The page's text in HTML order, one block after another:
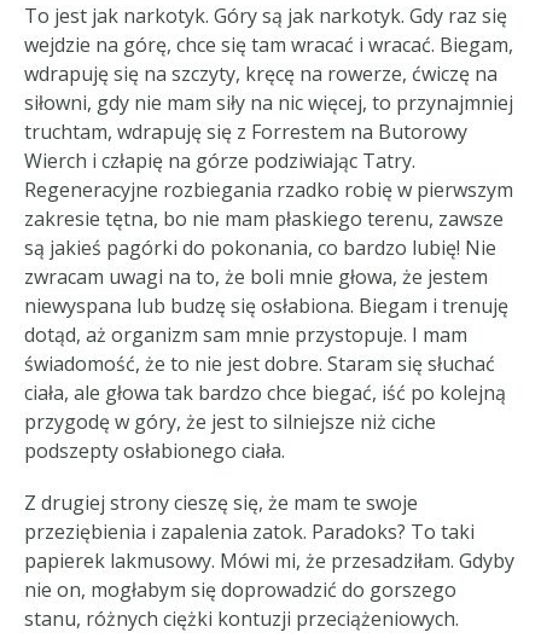
To jest jak narkotyk. Góry są jak narkotyk. Gdy raz się
wejdzie na górę, chce się tam wracać i wracać. Biegam,
wdrapuję się na szczyty, kręcę na rowerze, ćwiczę na
siłowni, gdy nie mam siły na nic więcej, to przynajmniej
truchtam, wdrapuję się z Forrestem na Butorowy
Wierch i człapię na górze podziwiając Tatry.
Regeneracyjne rozbiegania rzadko robię w pierwszym
zakresie tętna, bo nie mam płaskiego terenu, zawsze
są jakieś pagórki do pokonania, co bardzo lubię! Nie
zwracam uwagi na to, że boli mnie głowa, że jestem
niewyspana lub budzę się osłabiona. Biegam i trenuję
dotąd, aż organizm sam mnie przystopuje. I mam
świadomość, że to nie jest dobre. Staram się słuchać
ciała, ale głowa tak bardzo chce biegać, iść po kolejną
przygodę w góry, że jest to silniejsze niż ciche
podszepty osłabionego ciała.
Z drugiej strony cieszę się, że mam te swoje
przeziębienia i zapalenia zatok. Paradoks? To taki
papierek lakmusowy. Mówi mi, że przesadziłam. Gdyby
nie on, mogłabym się doprowadzić do gorszego
stanu, różnych ciężki kontuzji przeciążeniowych.